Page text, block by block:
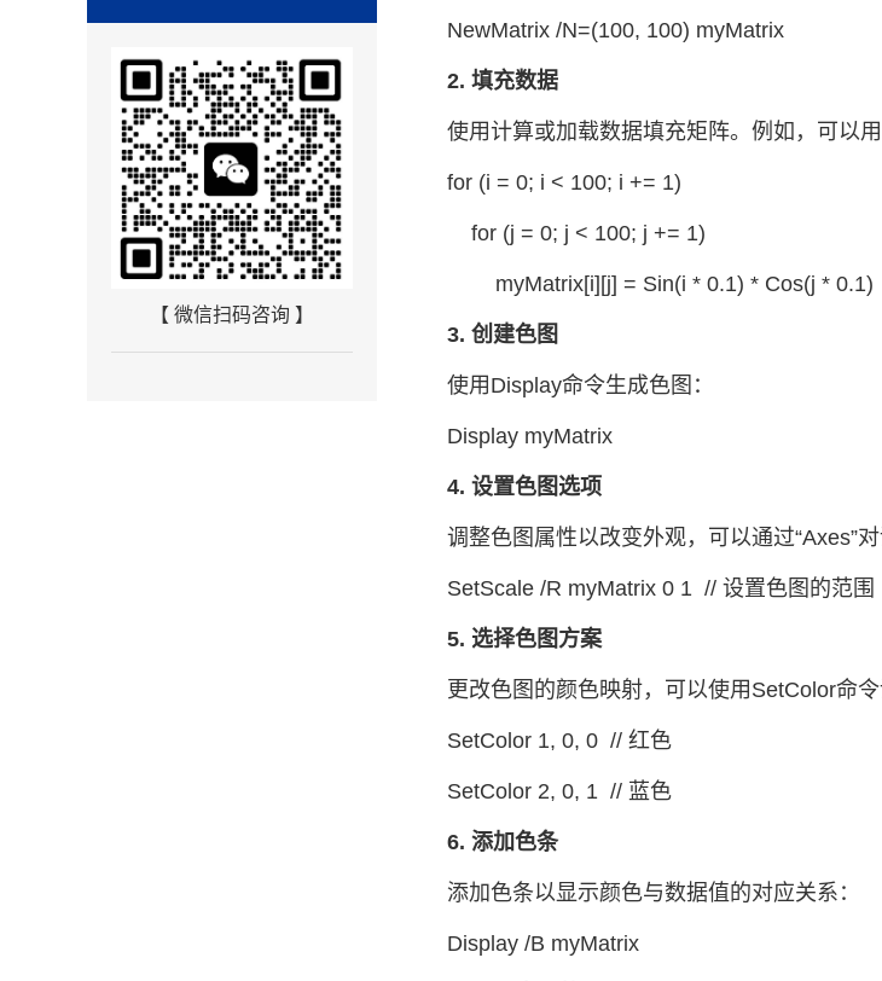
【 微信扫码咨询 】
NewMatrix /N=(100, 100) myMatrix
2. 填充数据
使用计算或加载数据填充矩阵。例如，可以用
for (i = 0; i < 100; i += 1)
for (j = 0; j < 100; j += 1)
myMatrix[i][j] = Sin(i * 0.1) * Cos(j * 0.1)
3. 创建色图
使用Display命令生成色图：
Display myMatrix
4. 设置色图选项
调整色图属性以改变外观，可以通过“Axes”
SetScale /R myMatrix 0 1 // 设置色图的范围
5. 选择色图方案
更改色图的颜色映射，可以使用SetColor命令
SetColor 1, 0, 0 // 红色
SetColor 2, 0, 1 // 蓝色
6. 添加色条
添加色条以显示颜色与数据值的对应关系：
Display /B myMatrix